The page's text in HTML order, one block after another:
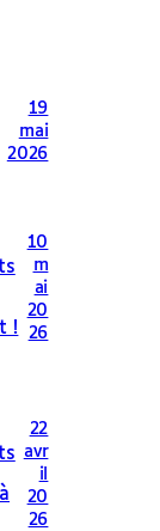
19
mai
2026
!
10
m
ai
20
26
22
avr
il
20
26